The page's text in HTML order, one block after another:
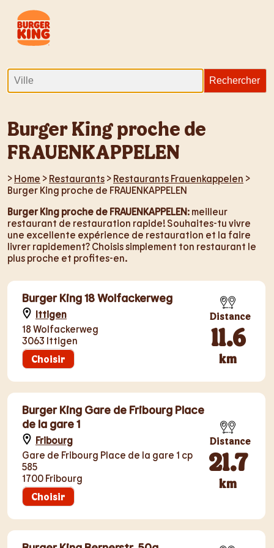
Burger King proche de
FRAUENKAPPELEN
> Home > Restaurants > Restaurants Frauenkappelen >
Burger King proche de FRAUENKAPPELEN
Burger King proche de FRAUENKAPPELEN: meilleur
restaurant de restauration rapide! Souhaites-tu vivre
une excellente expérience de restauration et la faire
livrer rapidement? Choisis simplement ton restaurant le
plus proche et profites-en.
Burger King 18 Wolfackerweg
Ittigen
18 Wolfackerweg
3063 Ittigen
Choisir
Distance
11.6
km
Burger King Gare de Fribourg Place
de la gare 1
Fribourg
Gare de Fribourg Place de la gare 1 cp
585
1700 Fribourg
Choisir
Distance
21.7
km